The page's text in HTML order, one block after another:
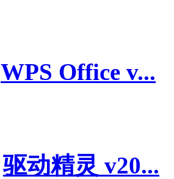
WPS Office v...
驱动精灵 v20...